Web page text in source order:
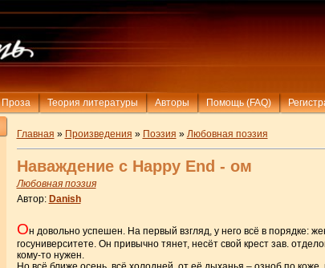
Проза Теория литературы Авторы Помощь (FAQ)
Главная » Произведения » Поэзия » Любовная поэзия
Наваждение с Happy End - ом
Любовная поэзия
Автор: Danish
Он довольно успешен. На первый взгляд, у него всё в порядке:
госуниверситете. Он привычно тянет, несёт свой крест зав.
кому-то нужен.